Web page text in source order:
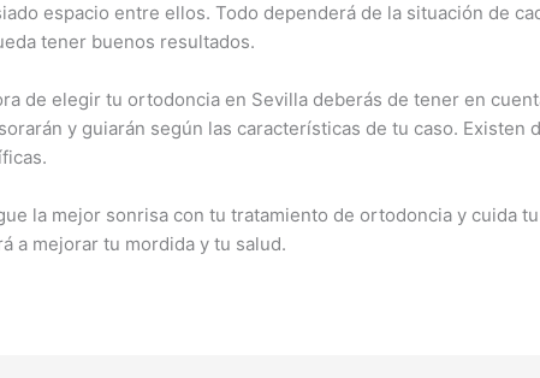
espacio entre ellos. Todo dependerá de la situación de
tener buenos resultados.
de elegir tu ortodoncia en Sevilla deberás de tener en
y guiarán según las características de tu caso.
la mejor sonrisa con tu tratamiento de ortodoncia y cuida
a mejorar tu mordida y tu salud.